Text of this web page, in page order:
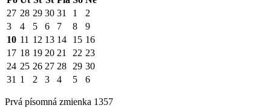
27 28 29 30 31 1
2
3
4 5 6 7 8
9
10 11 12 13 14 15 16
17 18 19 20 21 22 23
24 25 26 27 28 29 30
31 1 2 3 4 5 6
Prvá písomná zmienka 1357